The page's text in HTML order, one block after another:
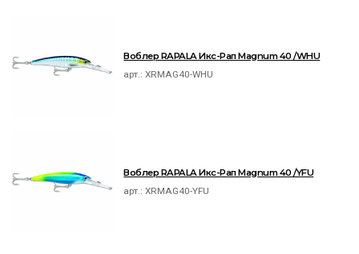
Воблер RAPALA Икс-Рап Magnum 40 /WHU
арт.:XRMAG40-WHU
Воблер RAPALA Икс-Рап Magnum 40 /YFU
арт.:XRMAG40-YFU